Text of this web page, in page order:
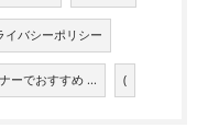
イバシーポリシー
ーでおすすめ ... (